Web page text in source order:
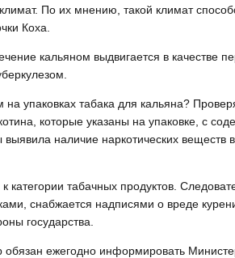
По их мнению, такой климат
Коха.
кальяном выдвигается в качестве
упаковках табака для кальяна?
которые указаны на упаковке, с
наличие наркотических веществ
категории табачных продуктов.
снабжается надписями о вреде
государства.
обязан ежегодно информировать